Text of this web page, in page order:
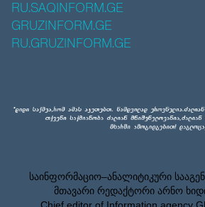
RU.SAQINFORM.GE
GRUZINFORM.GE
RU.GRUZINFORM.GE
საინფორმაციო–ანალიტიკური
მთავარი რედაქტორი არნო
Chief editor of Information agency